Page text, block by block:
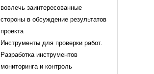
вовлечь заинтересованные
стороны в обсуждение результатов
проекта
Инструменты для проверки работ.
Разработка инструментов
мониторинга и контроль